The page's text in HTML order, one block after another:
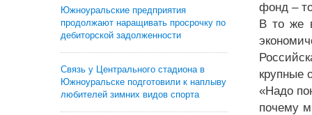
Южноуральские предприятия
продолжают наращивать просрочку по
дебиторской задолженности
Связь у Центрального стадиона в
Южноуральске подготовили к наплыву
любителей зимних видов спорта
фонд –
В то же
крупные
«Надо
почему